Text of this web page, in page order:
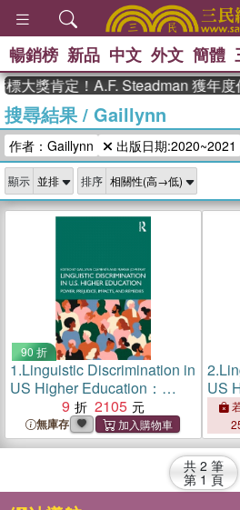
、 The
史是一群喵
獎 臺灣漫
登輝時代
偉大的迷
暢銷榜 新品 中文 外文 簡體
大獎肯定！A.F. Steadman 獲年
搜尋結果/ Gaillynn
作者：Gaillynn
出版日期:2020~2021
顯示 排序
90 折
1.Linguistic Discrimination in
US Higher Education：
Power, Prejudice, Impacts,
and Remedies
9 2105
無庫存
2.
US
共 2 筆
第 1 頁